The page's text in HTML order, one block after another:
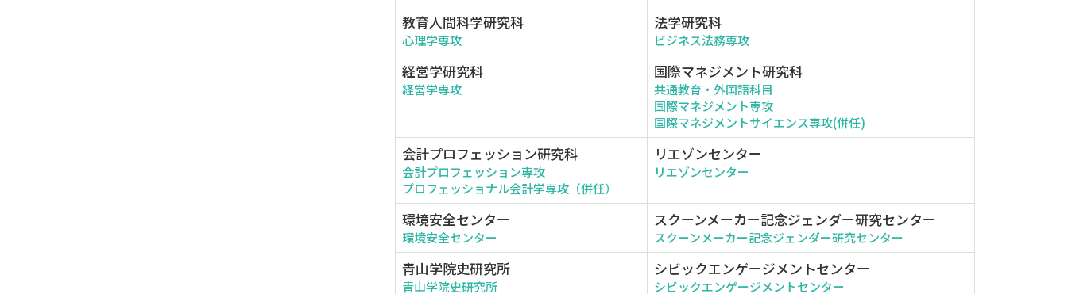
教育人間科学研究科
心理学専攻
法学研究科
ビジネス法務専攻
経営学研究科
経営学専攻
国際マネジメント研究科
共通教育・外国語科目
国際マネジメント専攻
国際マネジメントサイエンス専攻(併任)
会計プロフェッション研究科
会計プロフェッション専攻
プロフェッショナル会計学専攻（併任）
リエゾンセンター
リエゾンセンター
環境安全センター
環境安全センター
スクーンメーカー記念ジェンダー研究センター
スクーンメーカー記念ジェンダー研究センター
青山学院史研究所
青山学院史研究所
シビックエンゲージメントセンター
シビックエンゲージメントセンター